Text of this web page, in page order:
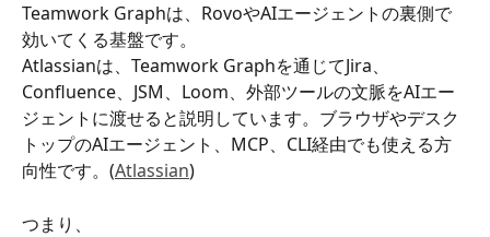
Teamwork Graphは、RovoやAIエージェントの裏側で
効いてくる基盤です。
Atlassianは、Teamwork Graphを通じてJira、
Confluence、JSM、Loom、外部ツールの文脈をAIエー
ジェントに渡せると説明しています。ブラウザやデスク
トップのAIエージェント、MCP、CLI経由でも使える方
向性です。(Atlassian)
つまり、